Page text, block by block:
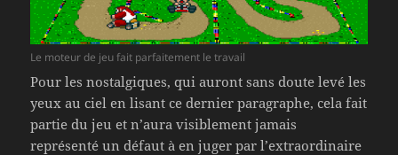
Le moteur de jeu fait parfaitement le travail
Pour les nostalgiques, qui auront sans doute levé les
yeux au ciel en lisant ce dernier paragraphe, cela fait
partie du jeu et n’aura visiblement jamais
représenté un défaut à en juger par l’extraordinaire